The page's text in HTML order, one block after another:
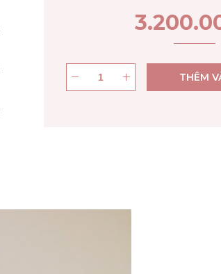
THÊM